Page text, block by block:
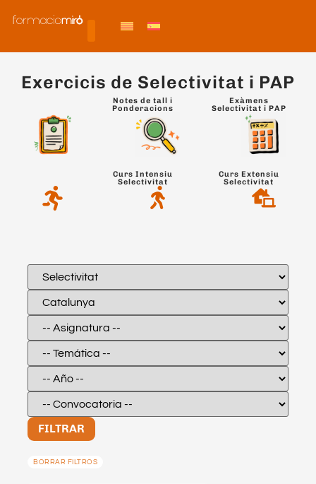
Exercicis de Selectivitat i PAP
Notes de tall i
Ponderacions
Exàmens
Selectivitat i PAP
Curs Intensiu
Selectivitat
Curs Extensiu
Selectivitat
FILTRAR
BORRAR FILTROS